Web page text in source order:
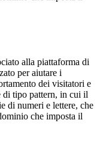
alla piattaforma di
per aiutare i
dei visitatori e
di tipo pattern, in cui il
di numeri e lettere, che
che imposta il